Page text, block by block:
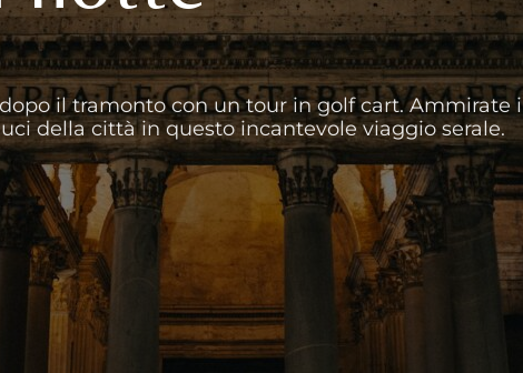
il tramonto con un tour in golf cart. Ammirate i
della città in questo incantevole viaggio serale.